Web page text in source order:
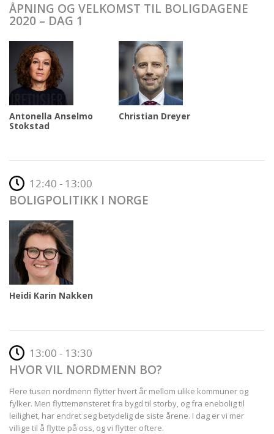
ÅPNING OG VELKOMST TIL BOLIGDAGENE
2020 – DAG 1
Antonella Anselmo
Stokstad
Christian Dreyer
12:40 - 13:00
BOLIGPOLITIKK I NORGE
Heidi Karin Nakken
13:00 - 13:30
HVOR VIL NORDMENN BO?
Flere tusen nordmenn flytter hvert år mellom ulike kommuner og
fylker. Men flyttemønsteret fra bygd til storby, og fra enebolig til
leilighet, har endret seg betydelig de siste årene. I dag er vi mer
villige til å flytte på oss, og vi flytter oftere.